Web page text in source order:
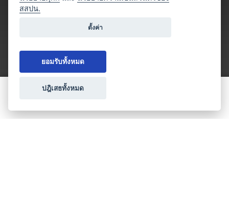
ประเภทธุรกิจไมซ์
สสปน.
ตั้งค่า
ยอมรับทั้งหมด
ปฎิเสธทั้งหมด